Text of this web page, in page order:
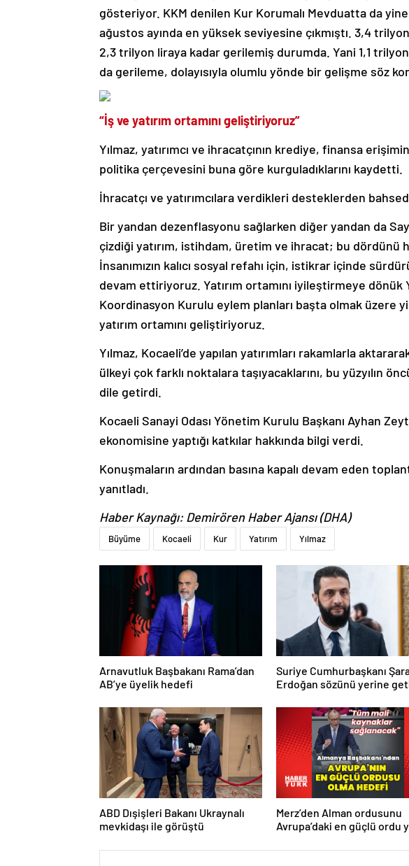
gösteriyor. KKM denilen Kur Korumalı Mevduatta da yine
ağustos ayında en yüksek seviyesine çıkmıştı. 3,4
2,3 trilyon liraya kadar gerilemiş durumda. Yani 1,1
da gerileme, dolayısıyla olumlu yönde bir gelişme söz
“İş ve yatırım ortamını geliştiriyoruz”
Yılmaz, yatırımcı ve ihracatçının krediye, finansa
politika çerçevesini buna göre kurguladıklarını kaydetti.
İhracatçı ve yatırımcılara verdikleri desteklerden
Bir yandan dezenflasyonu sağlarken diğer yandan da
çizdiği yatırım, istihdam, üretim ve ihracat; bu dördünü
İnsanımızın kalıcı sosyal refahı için, istikrar içinde
devam ettiriyoruz. Yatırım ortamını iyileştirmeye dönük
Koordinasyon Kurulu eylem planları başta olmak üzere
yatırım ortamını geliştiriyoruz.
Yılmaz, Kocaeli’de yapılan yatırımları rakamlarla
ülkeyi çok farklı noktalara taşıyacaklarını, bu yüzyılın
dile getirdi.
Kocaeli Sanayi Odası Yönetim Kurulu Başkanı Ayhan
ekonomisine yaptığı katkılar hakkında bilgi verdi.
Konuşmaların ardından basına kapalı devam eden
yanıtladı.
Haber Kaynağı: Demirören Haber Ajansı (DHA)
Büyüme Kocaeli Kur Yatırım Yılmaz
Arnavutluk Başbakanı Rama’dan
AB’ye üyelik hedefi
Suriye Cumhurbaşkanı
Erdoğan sözünü yerine
ABD Dışişleri Bakanı Ukraynalı
mevkidaşı ile görüştü
Merz’den Alman ordusunu
Avrupa’daki en güçlü ordu